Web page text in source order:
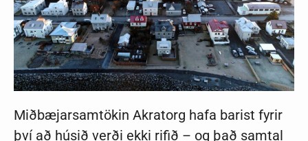
Miðbæjarsamtökin Akratorg hafa barist fyrir
því að húsið verði ekki rifið – og það samtal